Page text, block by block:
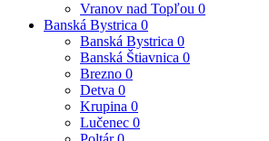
Vranov nad Topľou 0
Banská Bystrica 0
Banská Bystrica 0
Banská Štiavnica 0
Brezno 0
Detva 0
Krupina 0
Lučenec 0